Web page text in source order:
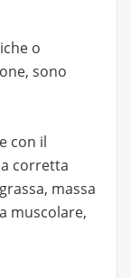
o
sono
con il
corretta
massa
muscolare,